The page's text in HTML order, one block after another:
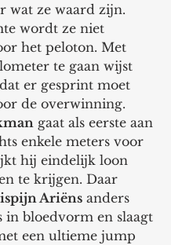
wat ze waard zijn.
wordt ze niet
het peloton. Met
te gaan wijst
er gesprint moet
de overwinning.
gaat als eerste aan
enkele meters voor
hij eindelijk loon
te krijgen. Daar
Ariëns anders
in bloedvorm en slaagt
een ultieme jump